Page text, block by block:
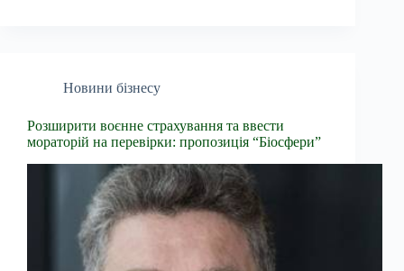
Новини бізнесу
Розширити воєнне страхування та ввести
мораторій на перевірки: пропозиція “Біосфери”